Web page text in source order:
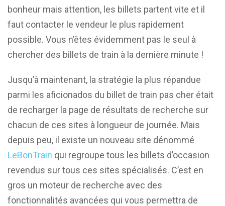
bonheur mais attention, les billets partent vite et il
faut contacter le vendeur le plus rapidement
possible. Vous n’êtes évidemment pas le seul à
chercher des billets de train à la dernière minute !
Jusqu’à maintenant, la stratégie la plus répandue
parmi les aficionados du billet de train pas cher était
de recharger la page de résultats de recherche sur
chacun de ces sites à longueur de journée. Mais
depuis peu, il existe un nouveau site dénommé
LeBonTrain qui regroupe tous les billets d’occasion
revendus sur tous ces sites spécialisés. C’est en
gros un moteur de recherche avec des
fonctionnalités avancées qui vous permettra de